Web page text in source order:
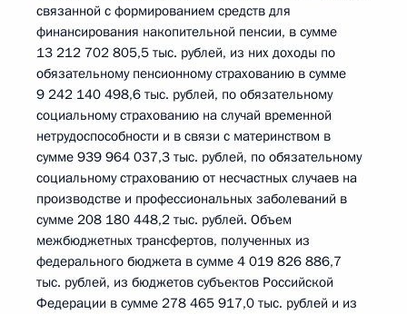
связанной с формированием средств для
финансирования накопительной пенсии, в сумме
13 212 702 805,5 тыс. рублей, из них доходы по
обязательному пенсионному страхованию в сумме
9 242 140 498,6 тыс. рублей, по обязательному
социальному страхованию на случай временной
нетрудоспособности и в связи с материнством в
сумме 939 964 037,3 тыс. рублей, по обязательному
социальному страхованию от несчастных случаев на
производстве и профессиональных заболеваний в
сумме 208 180 448,2 тыс. рублей. Объем
межбюджетных трансфертов, полученных из
федерального бюджета в сумме 4 019 826 886,7
тыс. рублей, из бюджетов субъектов Российской
Федерации в сумме 278 465 917,0 тыс. рублей и из